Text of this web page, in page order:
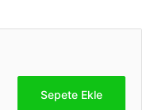
Sepete Ekle